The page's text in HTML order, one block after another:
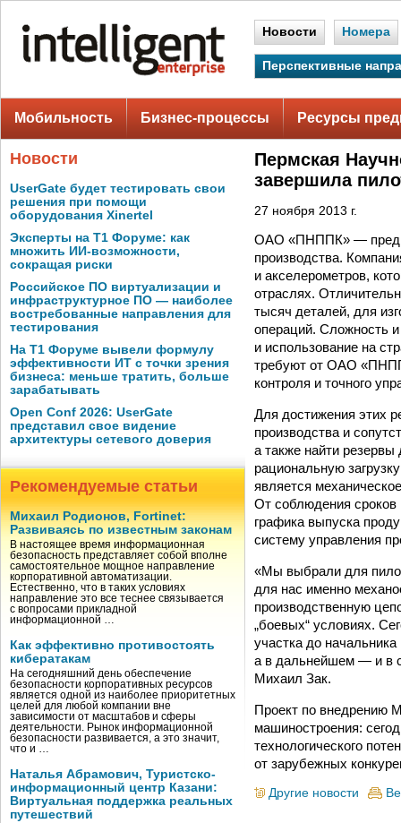
Новости Номера
Перспективные
Мобильность Бизнес-процессы Ресурсы
Новости
UserGate будет тестировать свои
решения при помощи
оборудования Xinertel
Эксперты на Т1 Форуме: как
множить ИИ-возможности,
сокращая риски
Российское ПО виртуализации и
инфраструктурное ПО — наиболее
востребованные направления для
тестирования
На Т1 Форуме вывели формулу
эффективности ИТ с точки зрения
бизнеса: меньше тратить, больше
зарабатывать
Open Conf 2026: UserGate
представил свое видение
архитектуры сетевого доверия
Рекомендуемые статьи
Михаил Родионов, Fortinet:
Развиваясь по известным законам
В настоящее время информационная
безопасность представляет собой вполне
самостоятельное мощное направление
корпоративной автоматизации.
Естественно, что в таких условиях
направление это все теснее связывается
с вопросами прикладной
информационной …
Как эффективно противостоять
кибератакам
На сегодняшний день обеспечение
безопасности корпоративных ресурсов
является одной из наиболее приоритетных
целей для любой компании вне
зависимости от масштабов и сферы
деятельности. Рынок информационной
безопасности развивается, а это значит,
что и …
Наталья Абрамович, Туристско-
информационный центр Казани:
Виртуальная поддержка реальных
путешествий
Пермская
завершила
27 ноября 2013 г.
ОАО «ПНППК» —
производства.
и акселерометров,
отраслях.
тысяч деталей, для
операций. Сложность и
и использование на
требуют от ОАО
контроля и точного
Для достижения этих
производства и
а также найти
рациональную
является
От соблюдения сроков
графика выпуска
систему управления
«Мы выбрали для
для нас именно
производственную
„боевых“ условиях.
участка до
а в дальнейшем — и в
Михаил Зак.
Проект по внедрению
машиностроения:
технологического
от зарубежных
Другие новости